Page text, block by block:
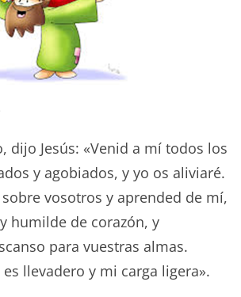
dijo Jesús: «Venid a mí todos los
y agobiados, y yo os aliviaré.
vosotros y aprended de mí,
humilde de corazón, y
para vuestras almas.
llevadero y mi carga ligera».